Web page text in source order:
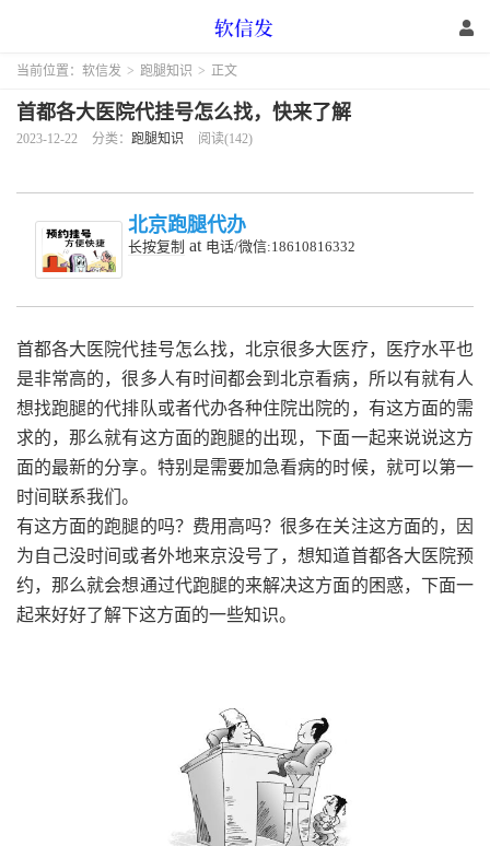
当前位置： 软信发 > 跑腿知识 > 正文
首都各大医院代挂号怎么找，快来了解
2023-12-22 分类： 跑腿知识 阅读(142)
北京跑腿代办
长按复制 at 电话/微信:18610816332
首都各大医院代挂号怎么找，北京很多大医疗，医疗水平也
是非常高的，很多人有时间都会到北京看病，所以有就有人
想找跑腿的代排队或者代办各种住院出院的，有这方面的需
求的，那么就有这方面的跑腿的出现，下面一起来说说这方
面的最新的分享。特别是需要加急看病的时候，就可以第一
时间联系我们。
有这方面的跑腿的吗？费用高吗？很多在关注这方面的，因
为自己没时间或者外地来京没号了，想知道首都各大医院预
约，那么就会想通过代跑腿的来解决这方面的困惑，下面一
起来好好了解下这方面的一些知识。